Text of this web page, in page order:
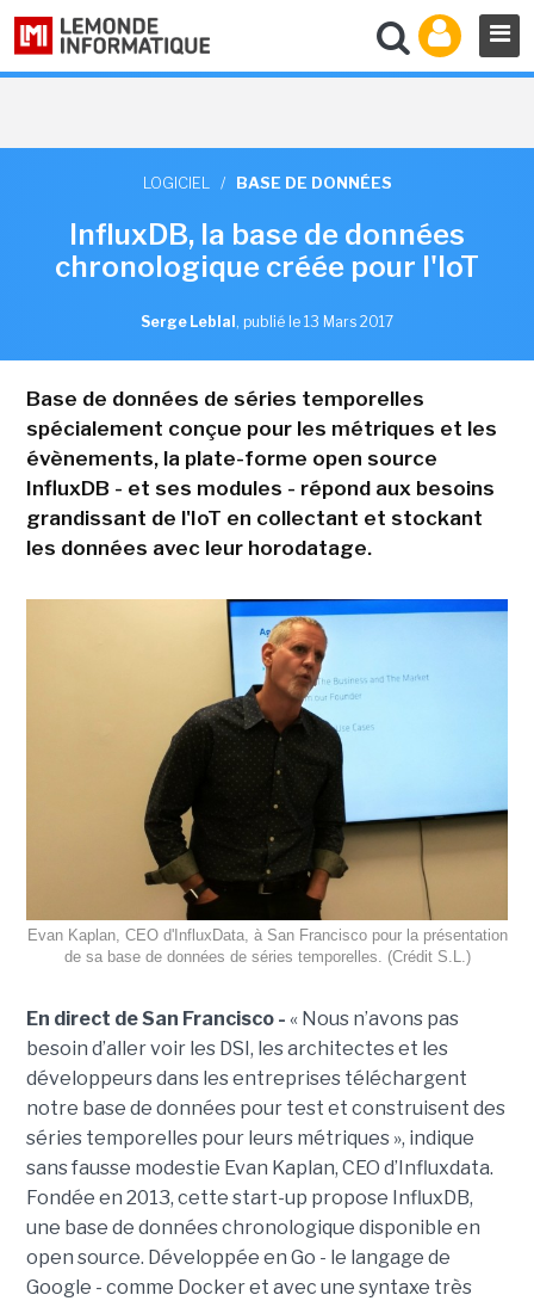
LOGICIEL / BASE DE DONNÉES
InfluxDB, la base de données
chronologique créée pour l'IoT
Serge Leblal , publié le 13 Mars 2017
Base de données de séries temporelles
spécialement conçue pour les métriques et les
évènements, la plate-forme open source
InfluxDB - et ses modules - répond aux besoins
grandissant de l'IoT en collectant et stockant
les données avec leur horodatage.
Evan Kaplan, CEO d'InfluxData, à San Francisco pour la présentation
de sa base de données de séries temporelles. (Crédit S.L.)
En direct de San Francisco - « Nous n’avons pas
besoin d’aller voir les DSI, les architectes et les
développeurs dans les entreprises téléchargent
notre base de données pour test et construisent des
séries temporelles pour leurs métriques », indique
sans fausse modestie Evan Kaplan, CEO d’Influxdata.
Fondée en 2013, cette start-up propose InfluxDB,
une base de données chronologique disponible en
open source. Développée en Go - le langage de
Google - comme Docker et avec une syntaxe très